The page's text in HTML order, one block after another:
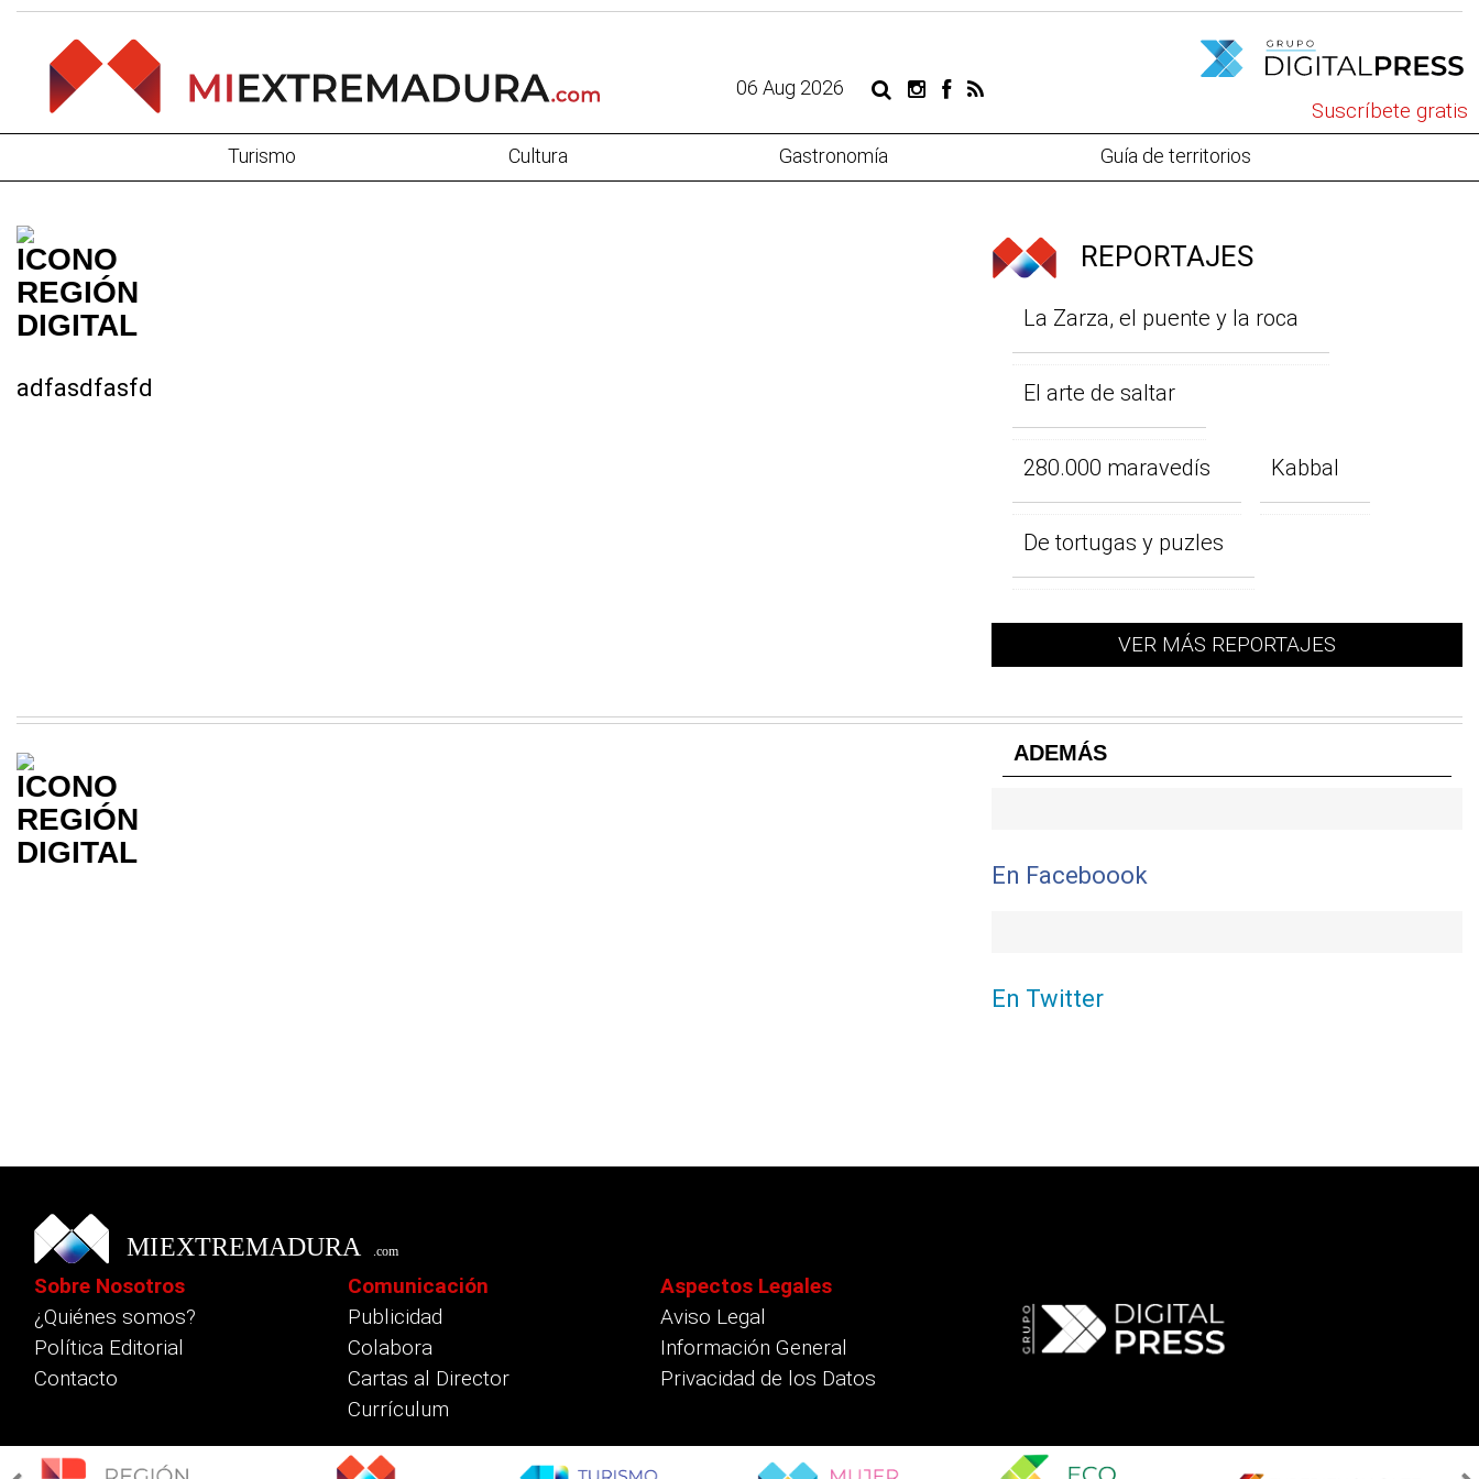
06 Aug 2026
Suscríbete gratis
Turismo Cultura Gastronomía Guía de territorios
adfasdfasfd
REPORTAJES
La Zarza, el puente y la roca
El arte de saltar
280.000 maravedís Kabbal
De tortugas y puzles
VER MÁS REPORTAJES
ADEMÁS
En Faceboook
En Twitter
Sobre Nosotros
¿Quiénes somos?
Política Editorial
Contacto
Comunicación
Publicidad
Colabora
Cartas al Director
Currículum
Aspectos Legales
Aviso Legal
Información General
Privacidad de los Datos
Previous